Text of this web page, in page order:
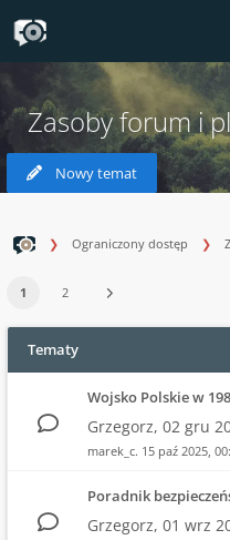
Zasoby forum i
Nowy temat
Ograniczony dostęp
1 2
Tematy
Wojsko Polskie w
Grzegorz, 02 gru
marek_c. 15 paź 2025,
Poradnik
Grzegorz, 01 wrz